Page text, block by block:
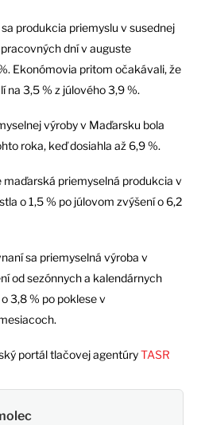
produkcia priemyslu v susednej
dní v auguste
Ekonómovia pritom očakávali, že
na 3,5 % z júlového 3,9 %.
výroby v Maďarsku bola
roka, keď dosiahla až 6,9 %.
priemyselná produkcia v
o 1,5 % po júlovom zvýšení o 6,2
sa priemyselná výroba v
od sezónnych a kalendárnych
3,8 % po poklese v
portál tlačovej agentúryTASR